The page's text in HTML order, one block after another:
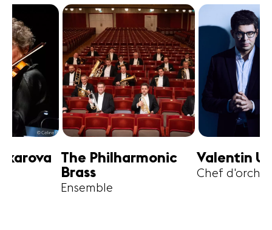
Valentin Uryupin
Chef d'orchestre
Amihai
Alto